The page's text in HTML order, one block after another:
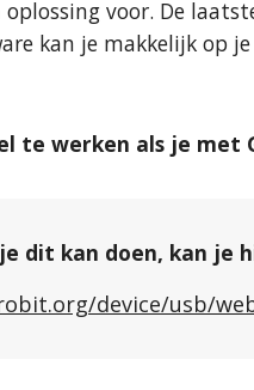
voor. De
kan je makkelijk op
te werken als je met
dit kan doen, kan je
device/usb/